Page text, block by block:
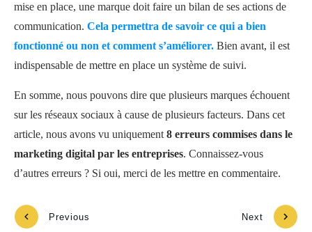
mise en place, une marque doit faire un bilan de ses actions de
communication. Cela permettra de savoir ce qui a bien
fonctionné ou non et comment s’améliorer. Bien avant, il est
indispensable de mettre en place un système de suivi.
En somme, nous pouvons dire que plusieurs marques échouent
sur les réseaux sociaux à cause de plusieurs facteurs. Dans cet
article, nous avons vu uniquement 8 erreurs commises dans le
marketing digital par les entreprises. Connaissez-vous
d’autres erreurs ? Si oui, merci de les mettre en commentaire.
Previous Next